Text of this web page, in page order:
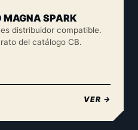
MAGNA SPARK
distribuidor compatible.
del catálogo CB.
VER →